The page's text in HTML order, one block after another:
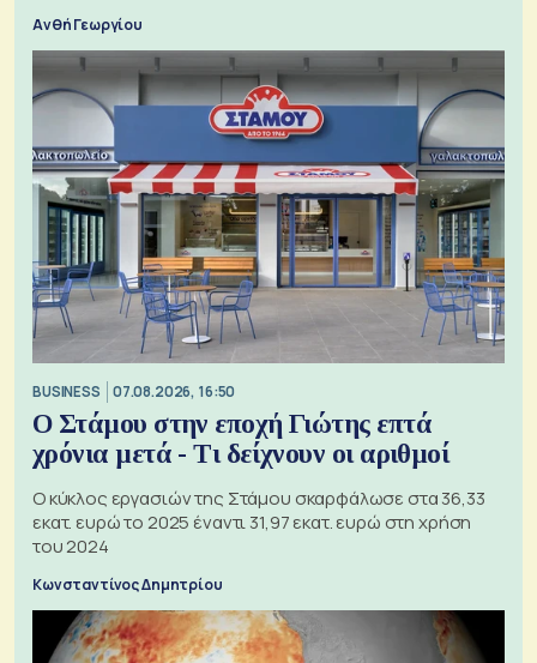
Ανθή Γεωργίου
BUSINESS 07.08.2026, 16:50
Ο Στάμου στην εποχή Γιώτης επτά
χρόνια μετά - Τι δείχνουν οι αριθμοί
Ο κύκλος εργασιών της Στάμου σκαρφάλωσε στα 36,33
εκατ. ευρώ το 2025 έναντι 31,97 εκατ. ευρώ στη χρήση
του 2024
Κωνσταντίνος Δημητρίου